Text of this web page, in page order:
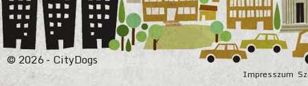
Impresszum
© 2026 - CityDogs